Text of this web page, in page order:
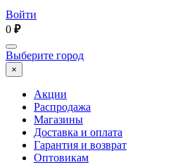
Войти
0 ₽
Выберите город
×
Акции
Распродажа
Магазины
Доставка и оплата
Гарантия и возврат
Оптовикам